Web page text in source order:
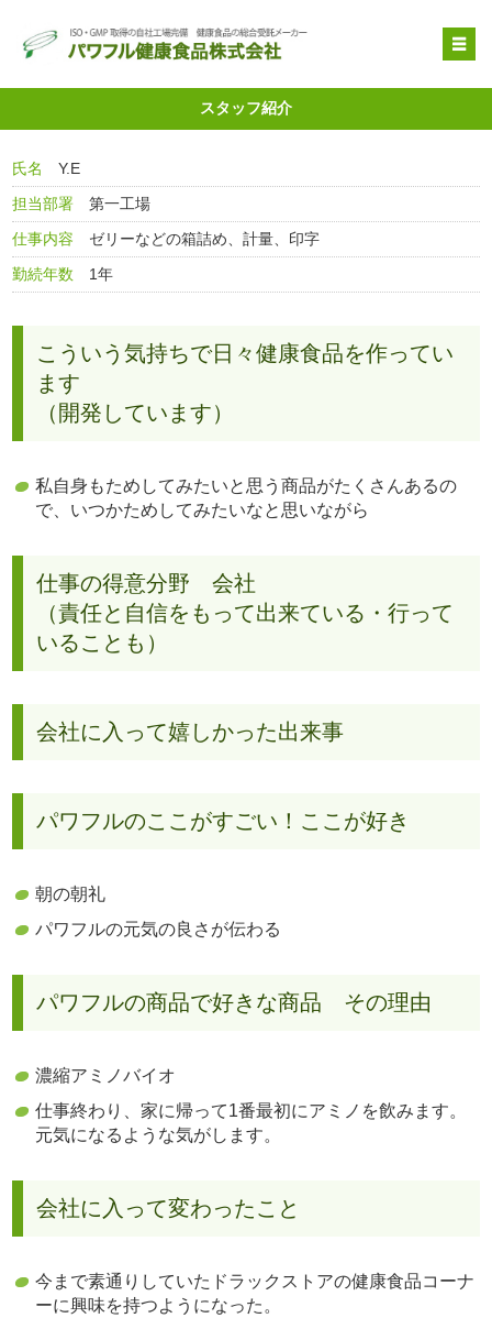
OEM受託製造
原料提供
品質管理・取得特許
自社健康食品
企業情報
スタッフ紹介
氏名
Y.E
担当部署
第一工場
仕事内容
ゼリーなどの箱詰め、計量、印字
勤続年数
1年
こういう気持ちで日々健康食品を作ってい
ます
（開発しています）
私自身もためしてみたいと思う商品がたくさんあるの
で、いつかためしてみたいなと思いながら
仕事の得意分野 会社
（責任と自信をもって出来ている・行って
いることも）
会社に入って嬉しかった出来事
パワフルのここがすごい！ここが好き
朝の朝礼
パワフルの元気の良さが伝わる
パワフルの商品で好きな商品 その理由
濃縮アミノバイオ
仕事終わり、家に帰って1番最初にアミノを飲みます。
元気になるような気がします。
会社に入って変わったこと
今まで素通りしていたドラックストアの健康食品コーナ
ーに興味を持つようになった。